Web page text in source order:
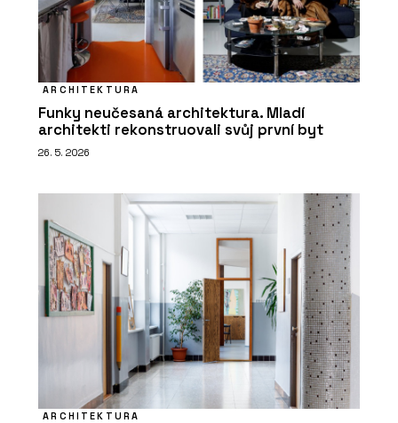
ARCHITEKTURA
Funky neučesaná architektura. Mladí
architekti rekonstruovali svůj první byt
26. 5. 2026
ARCHITEKTURA